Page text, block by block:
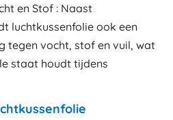
en Stof : Naast
luchtkussenfolie ook een
tegen vocht, stof en vuil, wat
staat houdt tijdens